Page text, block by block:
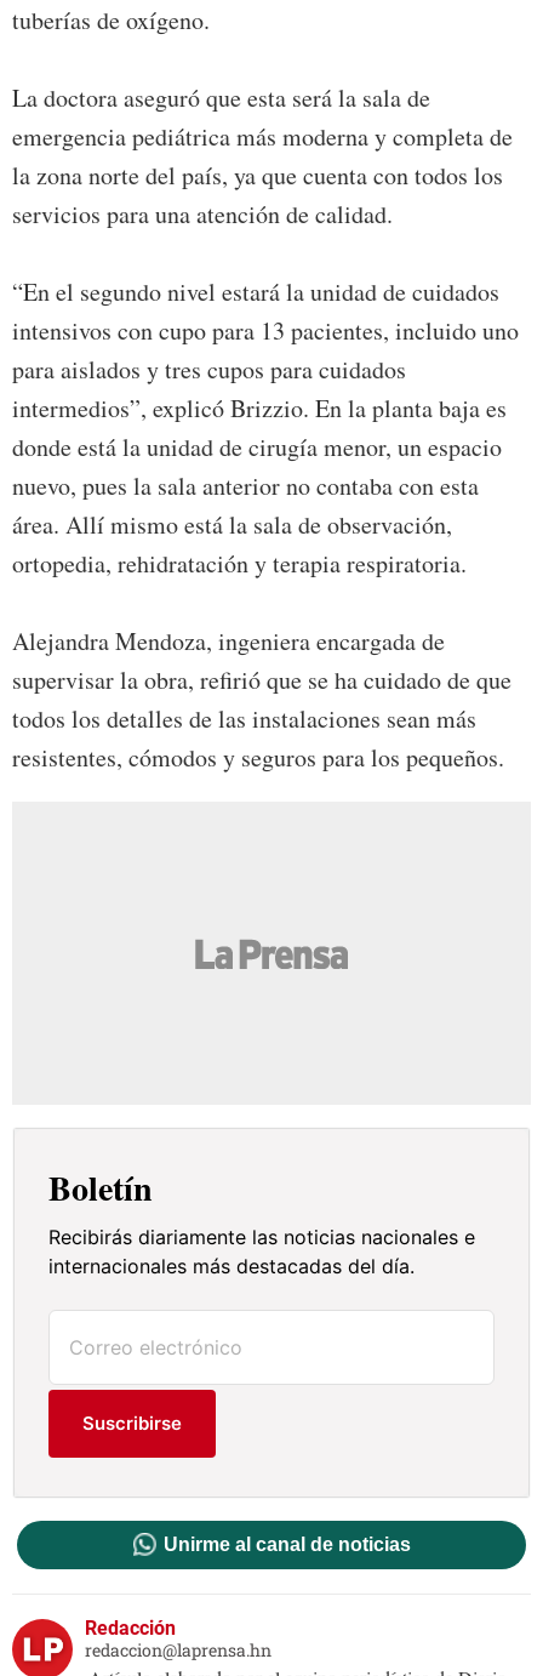
tuberías de oxígeno.
La doctora aseguró que esta será la sala de
emergencia pediátrica más moderna y completa de
la zona norte del país, ya que cuenta con todos los
servicios para una atención de calidad.
“En el segundo nivel estará la unidad de cuidados
intensivos con cupo para 13 pacientes, incluido uno
para aislados y tres cupos para cuidados
intermedios”, explicó Brizzio. En la planta baja es
donde está la unidad de cirugía menor, un espacio
nuevo, pues la sala anterior no contaba con esta
área. Allí mismo está la sala de observación,
ortopedia, rehidratación y terapia respiratoria.
Alejandra Mendoza, ingeniera encargada de
supervisar la obra, refirió que se ha cuidado de que
todos los detalles de las instalaciones sean más
resistentes, cómodos y seguros para los pequeños.
Boletín
Recibirás diariamente las noticias nacionales e
internacionales más destacadas del día.
Suscribirse
Unirme al canal de noticias
Redacción
redaccion@laprensa.hn